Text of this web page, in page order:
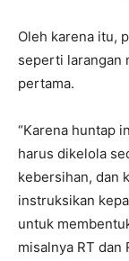
Oleh karena itu,
seperti larangan
pertama.
“Karena huntap
harus dikelola
kebersihan, dan
instruksikan
untuk
misalnya RT dan